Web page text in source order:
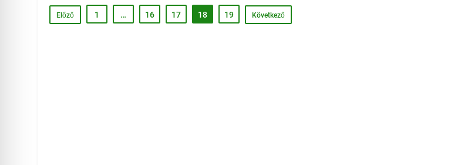
Előző 1 … 16 17 18 19 Következő